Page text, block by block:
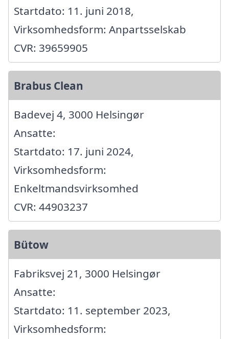
Startdato: 11. juni 2018,
Virksomhedsform: Anpartsselskab
CVR: 39659905
Brabus Clean
Badevej 4, 3000 Helsingør
Ansatte:
Startdato: 17. juni 2024,
Virksomhedsform:
Enkeltmandsvirksomhed
CVR: 44903237
Bütow
Fabriksvej 21, 3000 Helsingør
Ansatte:
Startdato: 11. september 2023,
Virksomhedsform: